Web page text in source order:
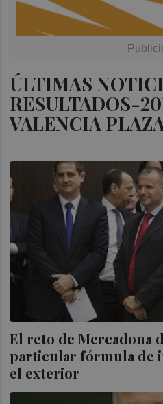
ÚLTIMAS
RESULTADOS-
VALENCIA
El reto de Mercadona
particular fórmula de
el exterior